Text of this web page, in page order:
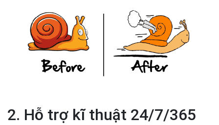
2. Hỗ trợ kĩ thuật 24/7/365